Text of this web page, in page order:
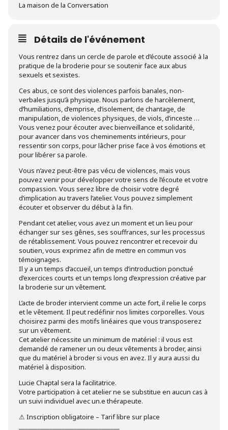
La maison de la Conversation
Détails de l'événement
Vous rentrez dans un cercle de parole et d’écoute associé à la
pratique de la broderie pour se soutenir face aux abus
sexuels et sexistes.
Ces abus, ce sont des violences parfois banales, non-
verbales jusqu’à physique. Nous parlons de harcèlement,
d’humiliations, d’emprise, d’isolement, de chantage, de
manipulation, de violences physiques, de viols, d’inceste …
Vous venez pour écouter avec bienveillance et solidarité,
pour avancer dans vos cheminements intérieurs, pour
ressentir son corps, pour lâcher prise face à vos émotions et
pour libérer sa parole.
Vous n’avez peut-être pas vécu de violences, mais vous
pouvez venir pour développer votre sens de l’écoute et votre
compassion. Vous serez libre de choisir votre degré
d’implication au travers l’atelier. Vous pouvez simplement
écouter et observer du début à la fin.
Pendant cet atelier, vous avez un moment et un lieu pour
échanger sur ses gênes, ses souffrances, sur les processus
de rétablissement. Vous pouvez rencontrer et recevoir du
soutien, vous exprimez afin de mettre en commun vos
témoignages.
Il y a un temps d’accueil, un temps d’introduction ponctué
d’exercices courts et un temps long d’expression créative par
la broderie sur un vêtement.
L’acte de broder intervient comme un acte fort, il relie le corps
et le vêtement. Il peut redéfinir nos limites corporelles. Vous
choisirez parmi des motifs linéaires que vous transposerez
sur un vêtement.
Cet atelier nécessite un minimum de matériel : il vous est
demandé de ramener un ou deux vêtements à broder, ainsi
que du matériel à broder si vous en avez. Il y aura aussi du
matériel à disposition.
Lucie Chaptal sera la facilitatrice.
Votre participation à cet atelier ne se substitue en aucun cas à
un suivi individuel avec un.e thérapeute.
⚠ Inscription obligatoire – Tarif libre sur place